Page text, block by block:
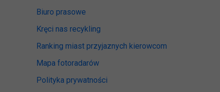
Biuro prasowe
Kręci nas recykling
Ranking miast przyjaznych kierowcom
Mapa fotoradarów
Polityka prywatności